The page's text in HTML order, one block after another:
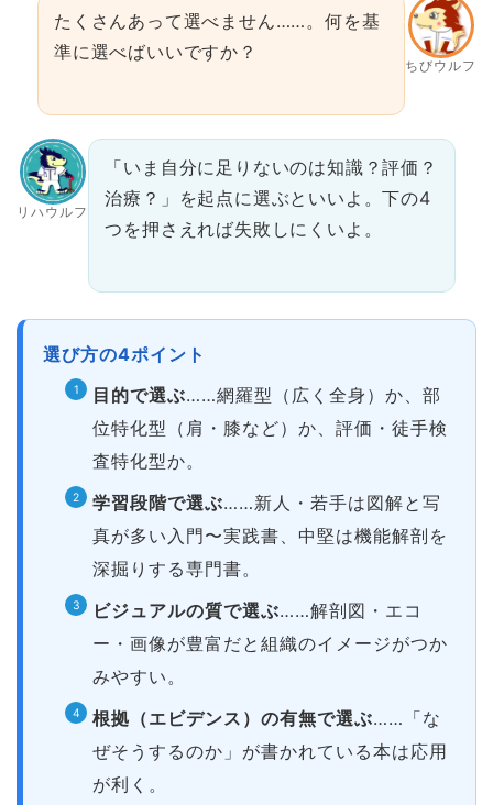
ちびウルフ
たくさんあって選べません……。何を基
準に選べばいいですか？
リハウルフ
「いま自分に足りないのは知識？評価？
治療？」を起点に選ぶといいよ。下の4
つを押さえれば失敗しにくいよ。
選び方の4ポイント
目的で選ぶ……網羅型（広く全身）か、部
位特化型（肩・膝など）か、評価・徒手検
査特化型か。
学習段階で選ぶ……新人・若手は図解と写
真が多い入門〜実践書、中堅は機能解剖を
深掘りする専門書。
ビジュアルの質で選ぶ……解剖図・エコ
ー・画像が豊富だと組織のイメージがつか
みやすい。
根拠（エビデンス）の有無で選ぶ……「な
ぜそうするのか」が書かれている本は応用
が利く。